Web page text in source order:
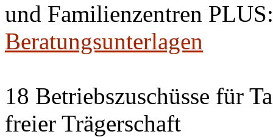
und Familienzentren
Beratungsunterlagen
18 Betriebszuschüsse für
freier Trägerschaft